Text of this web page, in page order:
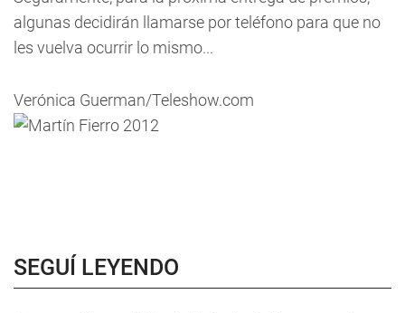
algunas decidirán llamarse por teléfono para que no
les vuelva ocurrir lo mismo...
Verónica Guerman/Teleshow.com
SEGUÍ LEYENDO